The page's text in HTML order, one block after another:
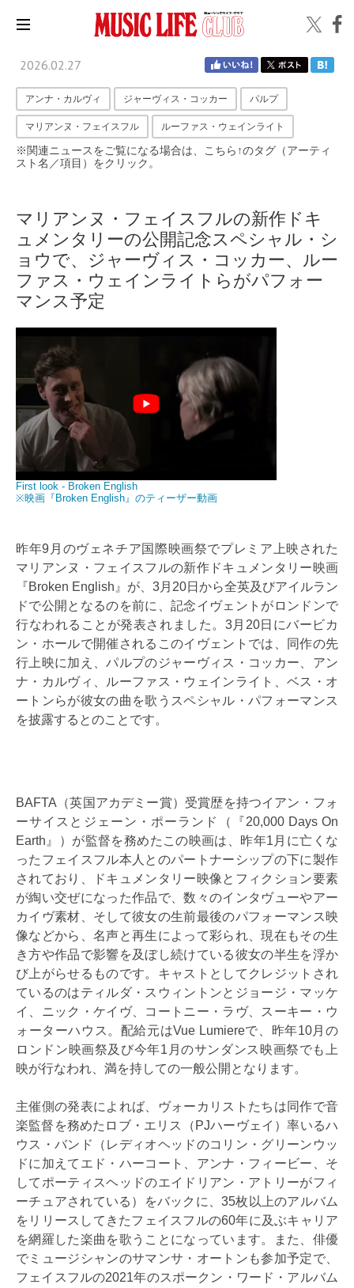
2026.02.27
アンナ・カルヴィ ジャーヴィス・コッカー パルプ
マリアンヌ・フェイスフル ルーファス・ウェインライト
※関連ニュースをご覧になる場合は、こちら↑のタグ（アーティ
スト名／項目）をクリック。
マリアンヌ・フェイスフルの新作ドキ
ュメンタリーの公開記念スペシャル・シ
ョウで、ジャーヴィス・コッカー、ルー
ファス・ウェインライトらがパフォー
マンス予定
First look - Broken English
※映画『Broken English』のティーザー動画
昨年9月のヴェネチア国際映画祭でプレミア上映された
マリアンヌ・フェイスフルの新作ドキュメンタリー映画
『Broken English』が、3月20日から全英及びアイルラン
ドで公開となるのを前に、記念イヴェントがロンドンで
行なわれることが発表されました。3月20日にバービカ
ン・ホールで開催されるこのイヴェントでは、同作の先
行上映に加え、パルプのジャーヴィス・コッカー、アン
ナ・カルヴィ、ルーファス・ウェインライト、ベス・オ
ートンらが彼女の曲を歌うスペシャル・パフォーマンス
を披露するとのことです。
BAFTA（英国アカデミー賞）受賞歴を持つイアン・フォ
ーサイスとジェーン・ポーランド（『20,000 Days On
Earth』）が監督を務めたこの映画は、昨年1月に亡くな
ったフェイスフル本人とのパートナーシップの下に製作
されており、ドキュメンタリー映像とフィクション要素
が綯い交ぜになった作品で、数々のインタヴューやアー
カイヴ素材、そして彼女の生前最後のパフォーマンス映
像などから、名声と再生によって彩られ、現在もその生
き方や作品で影響を及ぼし続けている彼女の半生を浮か
び上がらせるものです。キャストとしてクレジットされ
ているのはティルダ・スウィントンとジョージ・マッケ
イ、ニック・ケイヴ、コートニー・ラヴ、スーキー・ウ
ォーターハウス。配給元はVue Lumiereで、昨年10月の
ロンドン映画祭及び今年1月のサンダンス映画祭でも上
映が行なわれ、満を持しての一般公開となります。
主催側の発表によれば、ヴォーカリストたちは同作で音
楽監督を務めたロブ・エリス（PJハーヴェイ）率いるハ
ウス・バンド（レディオヘッドのコリン・グリーンウッ
ドに加えてエド・ハーコート、アンナ・フィービー、そ
してポーティスヘッドのエイドリアン・アトリーがフィ
ーチュアされている）をバックに、35枚以上のアルバム
をリリースしてきたフェイスフルの60年に及ぶキャリア
を網羅した楽曲を歌うことになっています。また、俳優
でミュージシャンのサマンサ・オートンも参加予定で、
フェイスフルの2021年のスポークン・ワード・アルバム